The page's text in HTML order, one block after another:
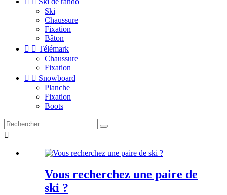
Ski
Chaussure
Fixation
Bâton
  Télémark
Chaussure
Fixation
  Snowboard
Planche
Fixation
Boots

Vous recherchez une paire de
ski ?